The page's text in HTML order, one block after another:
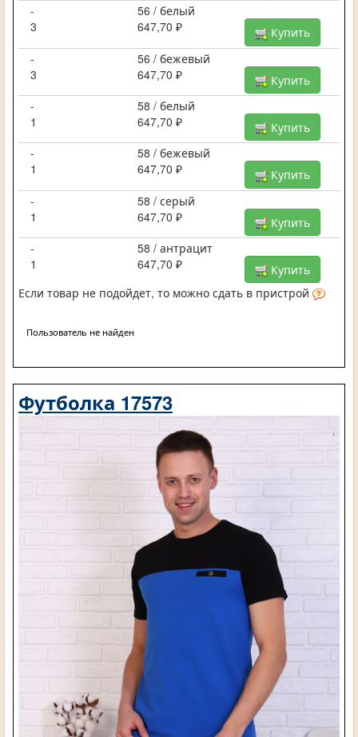
-
56 / белый
3
647,70 ₽
Купить
-
56 / бежевый
3
647,70 ₽
Купить
-
58 / белый
1
647,70 ₽
Купить
-
58 / бежевый
1
647,70 ₽
Купить
-
58 / серый
1
647,70 ₽
Купить
-
58 / антрацит
1
647,70 ₽
Купить
Если товар не подойдет, то можно сдать в пристрой
Пользователь не найден
Футболка 17573